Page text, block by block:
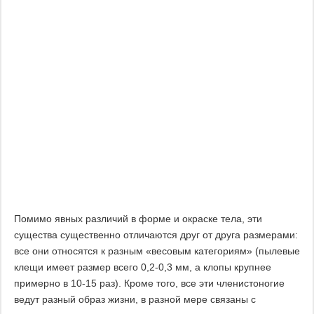
Помимо явных различий в форме и окраске тела, эти
существа существенно отличаются друг от друга размерами:
все они относятся к разным «весовым категориям» (пылевые
клещи имеет размер всего 0,2-0,3 мм, а клопы крупнее
примерно в 10-15 раз). Кроме того, все эти членистоногие
ведут разный образ жизни, в разной мере связаны с